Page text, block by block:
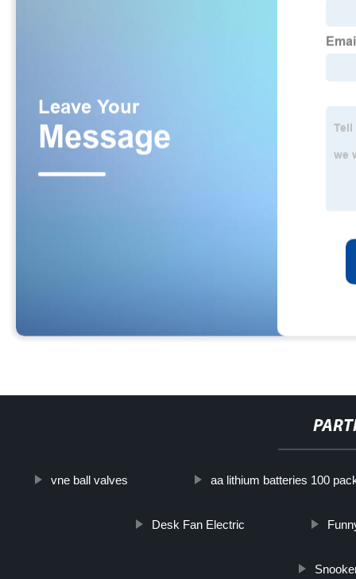
vne ball valves aa lithium batteries 100
Desk Fan Electric